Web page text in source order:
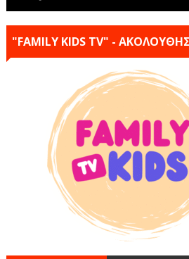
"FAMILY KIDS TV" -